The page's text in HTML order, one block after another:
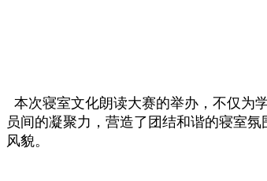
本次寝室文化朗读大赛的举办，不仅为
员间的凝聚力，营造了团结和谐的寝室
风貌。